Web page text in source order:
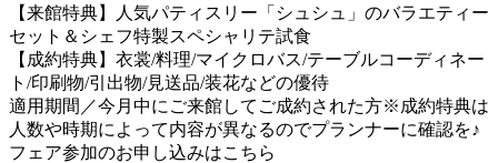
【来館特典】人気パティスリー「シュシュ」のバラエティー
セット＆シェフ特製スペシャリテ試食
【成約特典】衣裳/料理/マイクロバス/テーブルコーディネー
ト/印刷物/引出物/見送品/装花などの優待
適用期間／今月中にご来館してご成約された方※成約特典は
人数や時期によって内容が異なるのでプランナーに確認を♪
フェア参加のお申し込みはこちら